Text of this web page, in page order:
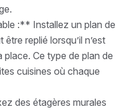
:** Installez un plan de
replié lorsqu’il n’est
place. Ce type de plan de
cuisines où chaque
des étagères murales